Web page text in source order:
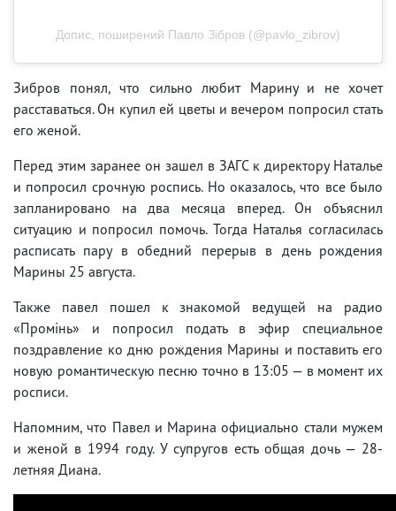
Допис, поширений Павло Зібров (@pavlo_zibrov)
Зибров понял, что сильно любит Марину и не хочет
расставаться. Он купил ей цветы и вечером попросил стать
его женой.
Перед этим заранее он зашел в ЗАГС к директору Наталье
и попросил срочную роспись. Но оказалось, что все было
запланировано на два месяца вперед. Он объяснил
ситуацию и попросил помочь. Тогда Наталья согласилась
расписать пару в обедний перерыв в день рождения
Марины 25 августа.
Также павел пошел к знакомой ведущей на радио
«Промінь» и попросил подать в эфир специальное
поздравление ко дню рождения Марины и поставить его
новую романтическую песню точно в 13:05 — в момент их
росписи.
Напомним, что Павел и Марина официально стали мужем
и женой в 1994 году. У супругов есть общая дочь — 28-
летняя Диана.